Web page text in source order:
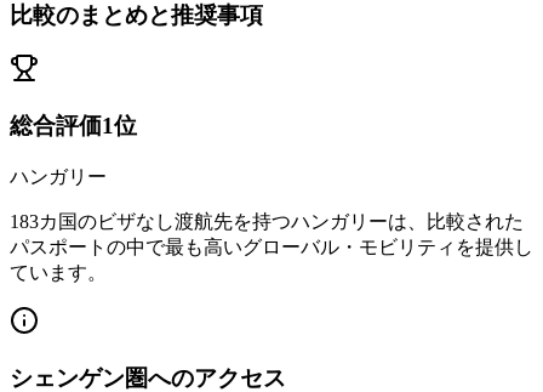
比較のまとめと推奨事項
総合評価1位
ハンガリー
183カ国のビザなし渡航先を持つハンガリーは、比較された
パスポートの中で最も高いグローバル・モビリティを提供し
ています。
シェンゲン圏へのアクセス